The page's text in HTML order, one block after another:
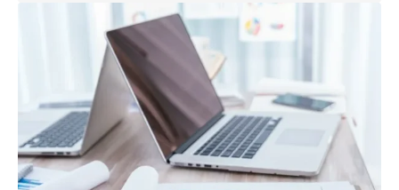
Перезвоним в течение 20 минут
Казначейское сопровождение
по всей России